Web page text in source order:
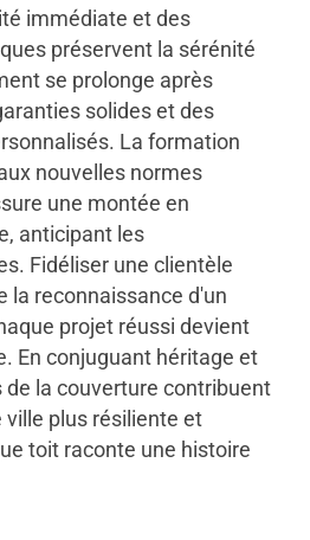
immédiate et des
préservent la sérénité
se prolonge après
solides et des
La formation
nouvelles normes
une montée en
anticipant les
Fidéliser une clientèle
la reconnaissance d'un
projet réussi devient
En conjuguant héritage et
la couverture contribuent
plus résiliente et
toit raconte une histoire